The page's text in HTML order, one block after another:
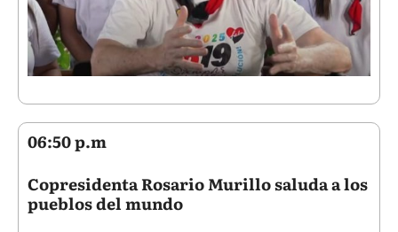
06:50 p.m
Copresidenta Rosario Murillo saluda a los
pueblos del mundo